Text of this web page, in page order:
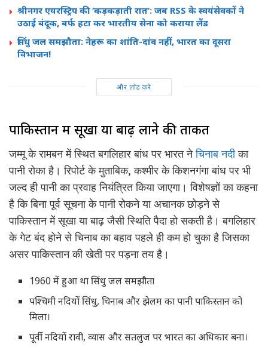
श्रीनगर एयरस्ट्रिप की ‘कड़कड़ाती रात’: जब RSS के स्वयंसेवकों ने
उठाई बंदूक, बर्फ हटा कर भारतीय सेना को कराया लैंड
सिंधु जल समझौता: नेहरू का शांति-दांव नहीं, भारत का दूसरा
विभाजन!
और लोड करें
पाकिस्तान में सूखा या बाढ़ लाने की ताकत
जम्मू के रामबन में स्थित बगलिहार बांध पर भारत नेचिनाब नदीका
पानी रोका है। रिपोर्ट के मुताबिक, कश्मीर के किशनगंगा बांध पर भी
जल्द ही पानी का प्रवाह नियंत्रित किया जाएगा। विशेषज्ञों का कहना
है कि बिना पूर्व सूचना के पानी रोकने या अचानक छोड़ने से
पाकिस्तान में सूखा या बाढ़ जैसी स्थिति पैदा हो सकती है। बगलिहार
के गेट बंद होने से चिनाब का बहाव पहले ही कम हो चुका है जिसका
असर पाकिस्तान की खेती पर पड़ना तय है।
1960 में हुआ था सिंधु जल समझौता
पश्चिमी नदियों सिंधु, चिनाब और झेलम का पानी पाकिस्तान को
मिला।
पूर्वी नदियों रावी, व्यास और सतलुज पर भारत का अधिकार बना।